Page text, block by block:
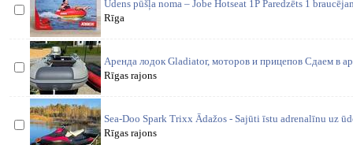
Ūdens pūšļa noma – Jobe Hotseat 1P Paredzēts 1
Rīga
Аренда лодок Gladiator, моторов и прицепов Сдаем в
Rīgas rajons
Sea-Doo Spark Trixx Ādažos - Sajūti īstu adrenalīnu uz
Rīgas rajons